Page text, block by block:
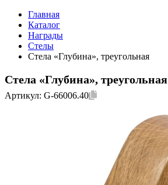
Главная
Каталог
Награды
Стелы
Стела «Глубина», треугольная
Стела «Глубина», треугольная
Артикул: G-66006.40